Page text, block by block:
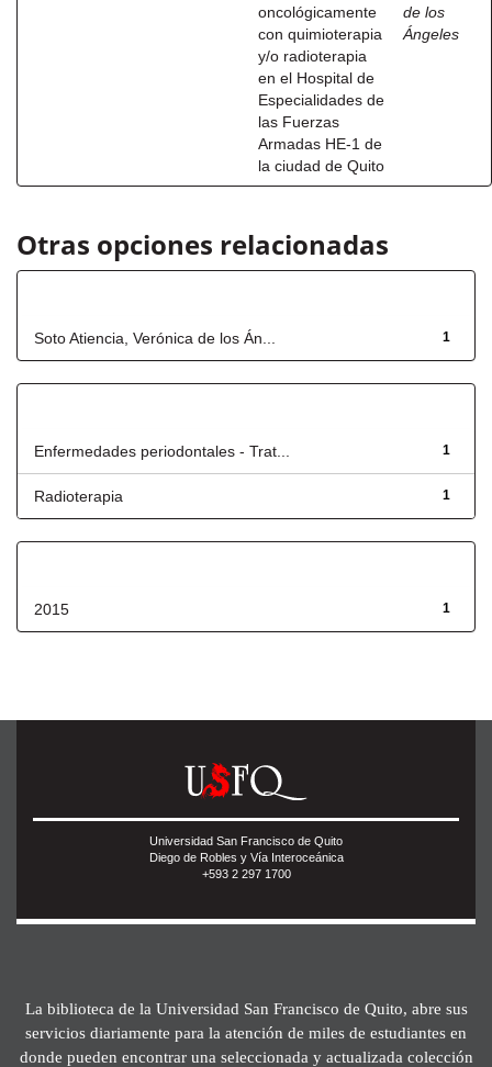
oncológicamente
con quimioterapia
y/o radioterapia
en el Hospital de
Especialidades de
las Fuerzas
Armadas HE-1 de
la ciudad de Quito
de los
Ángeles
Otras opciones relacionadas
1
Soto Atiencia, Verónica de los Án...
1
Enfermedades periodontales - Trat...
1
Radioterapia
1
2015
Universidad San Francisco de Quito
Diego de Robles y Vía Interoceánica
+593 2 297 1700
La biblioteca de la Universidad San Francisco de Quito, abre sus
servicios diariamente para la atención de miles de estudiantes en
donde pueden encontrar una seleccionada y actualizada colección